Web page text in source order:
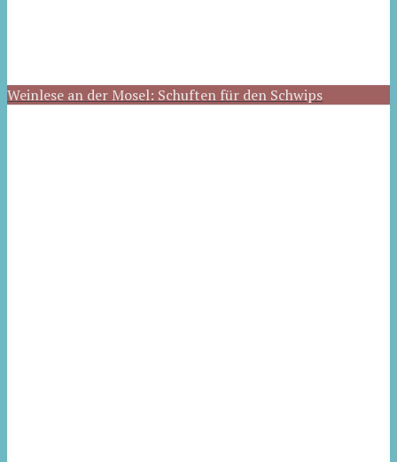
Weinlese an der Mosel: Schuften für den Schwips